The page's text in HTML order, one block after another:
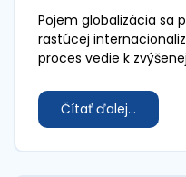
Pojem globalizácia sa
rastúcej
proces vedie k
rastúcej vzájomnej
Čítať ďalej...